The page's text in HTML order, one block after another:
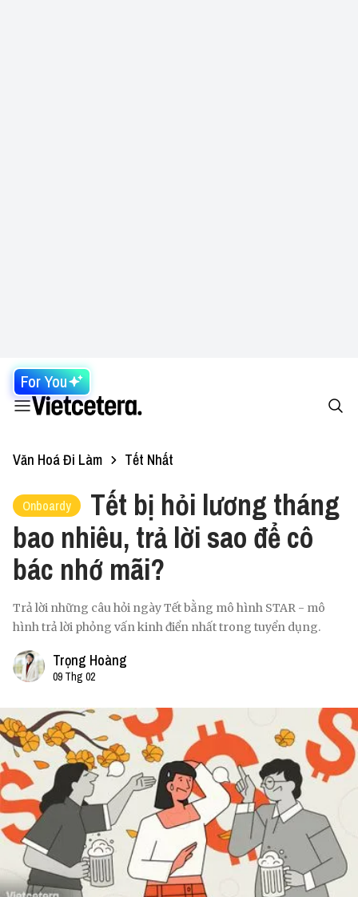
For You
Văn Hoá Đi Làm Tết Nhất
Onboardy
Tết bị hỏi lương tháng
bao nhiêu, trả lời sao để cô
bác nhớ mãi?
Trả lời những câu hỏi ngày Tết bằng mô hình STAR - mô
hình trả lời phỏng vấn kinh điển nhất trong tuyển dụng.
Trọng Hoàng
09 Thg 02